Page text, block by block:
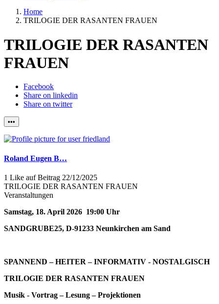
Home
TRILOGIE DER RASANTEN FRAUEN
TRILOGIE DER RASANTEN
FRAUEN
Facebook
Share on linkedin
Share on twitter
•••
Roland Eugen B…
1 Like auf Beitrag 22/12/2025
TRILOGIE DER RASANTEN FRAUEN
Veranstaltungen
Samstag, 18. April 2026 19:00 Uhr
SANDGRUBE25, D-91233 Neunkirchen am Sand
SPANNEND – HEITER – INFORMATIV - NOSTALGISCH
TRILOGIE DER RASANTEN FRAUEN
Musik - Vortrag – Lesung – Projektionen